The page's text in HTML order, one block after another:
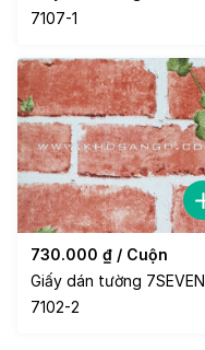
7107-1
730.000 ₫ / Cuộn
Giấy dán tường 7SEVEN
7102-2